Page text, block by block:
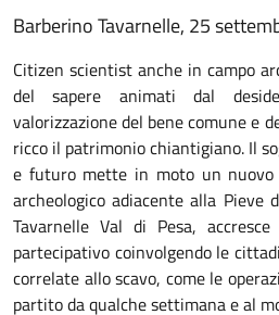
Descrizione
Barberino Tavarnelle, 25
Citizen scientist anche in campo
del sapere animati dal
valorizzazione del bene comune e
ricco il patrimonio chiantigiano. Il
e futuro mette in moto un nuovo
archeologico adiacente alla Pieve
Tavarnelle Val di Pesa,
partecipativo coinvolgendo le
correlate allo scavo, come le
partito da qualche settimana e al